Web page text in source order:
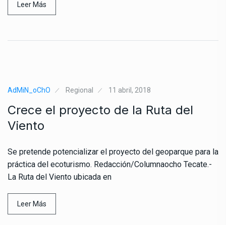
Leer Más
AdMiN_oChO Regional 11 abril, 2018
Crece el proyecto de la Ruta del
Viento
Se pretende potencializar el proyecto del geoparque para la
práctica del ecoturismo. Redacción/Columnaocho Tecate.-
La Ruta del Viento ubicada en
Leer Más